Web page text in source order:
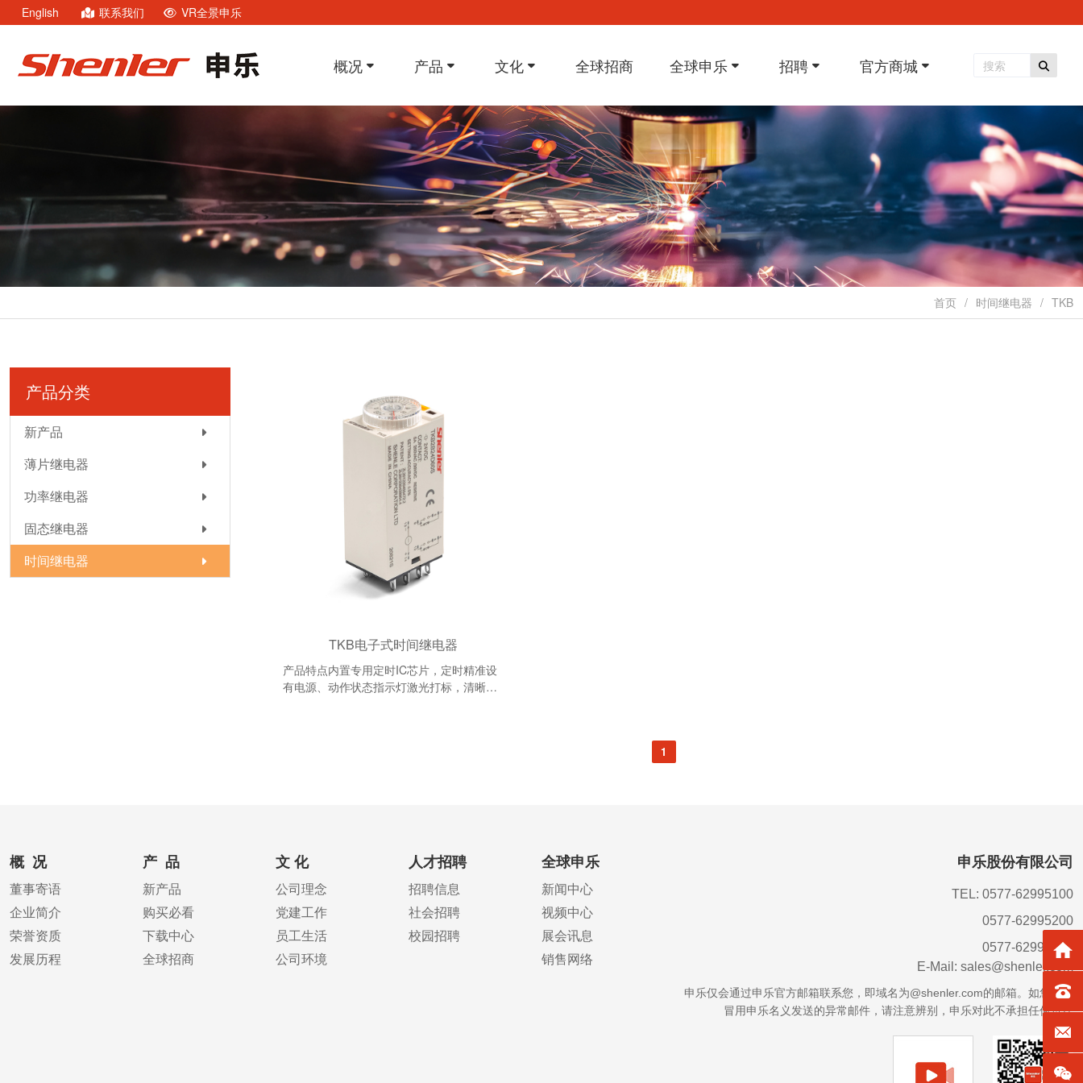
English 联系我们 VR全景申乐
概况 产品 文化 全球招商 全球申乐 招聘 官方商城
首页 时间继电器 TKB
产品分类
新产品
薄片继电器
功率继电器
固态继电器
时间继电器
TKB电子式时间继电器
产品特点内置专用定时IC芯片，定时精准设
有电源、动作状态指示灯激光打标，清晰持
1
概 况
董事寄语
企业简介
荣誉资质
发展历程
产 品
新产品
购买必看
下载中心
全球招商
文 化
公司理念
党建工作
员工生活
公司环境
人才招聘
招聘信息
社会招聘
校园招聘
全球申乐
新闻中心
视频中心
展会讯息
销售网络
申乐股份有限公司
TEL: 0577-62995100
0577-62995200
0577-62995300
E-Mail: sales@shenler.com
申乐仅会通过申乐官方邮箱联系您，即域名为@shenler.com的邮箱。 如您收到
冒用申乐名义发送的异常邮件，请注意辨别， 申乐对此不承担任何责任
返回
TEL
E-